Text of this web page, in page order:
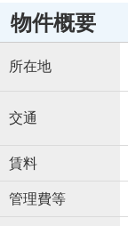
物件概要
所在地
交通
賃料
管理費等